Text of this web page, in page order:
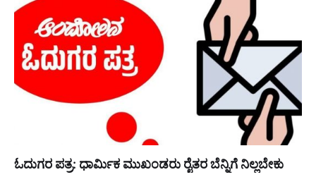
ಓದುಗರ ಪತ್ರ: ಧಾರ್ಮಿಕ ಮುಖಂಡರು ರೈತರ ಬೆನ್ನಿಗೆ ನಿಲ್ಲಬೇಕು